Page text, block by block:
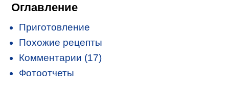
Оглавление
Приготовление
Похожие рецепты
Комментарии (17)
Фотоотчеты